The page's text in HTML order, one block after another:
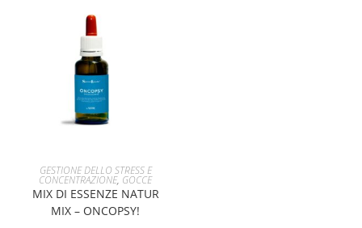
AGGIUNGI AL CARRELLO
GESTIONE DELLO STRESS E
CONCENTRAZIONE, GOCCE
MIX DI ESSENZE NATUR
MIX – ONCOPSY!